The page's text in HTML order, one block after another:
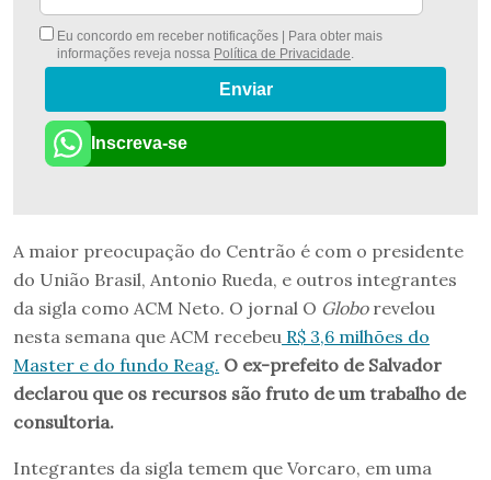
Eu concordo em receber notificações | Para obter mais
informações reveja nossa Política de Privacidade.
Enviar
Inscreva-se
A maior preocupação do Centrão é com o presidente
do União Brasil, Antonio Rueda, e outros integrantes
da sigla como ACM Neto. O jornal O Globorevelou
nesta semana que ACM recebeu R$ 3,6 milhões do
Master e do fundo Reag. O ex-prefeito de Salvador
declarou que os recursos são fruto de um trabalho de
consultoria.
Integrantes da sigla temem que Vorcaro, em uma